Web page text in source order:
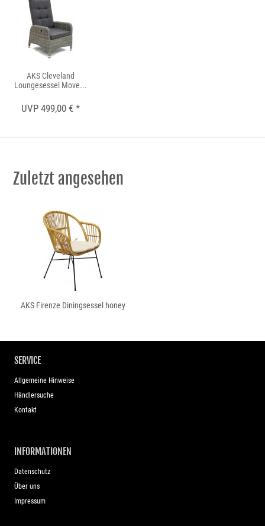
AKS Cleveland
Loungesessel Move...
UVP 499,00 € *
Zuletzt angesehen
AKS Firenze Diningsessel honey
SERVICE
Allgemeine Hinweise
Händlersuche
Kontakt
INFORMATIONEN
Datenschutz
Über uns
Impressum